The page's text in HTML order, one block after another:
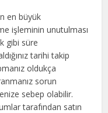
en büyük
işleminin unutulması
gibi süre
tarihi takip
oldukça
sorun
sebep olabilir.
tarafından satın